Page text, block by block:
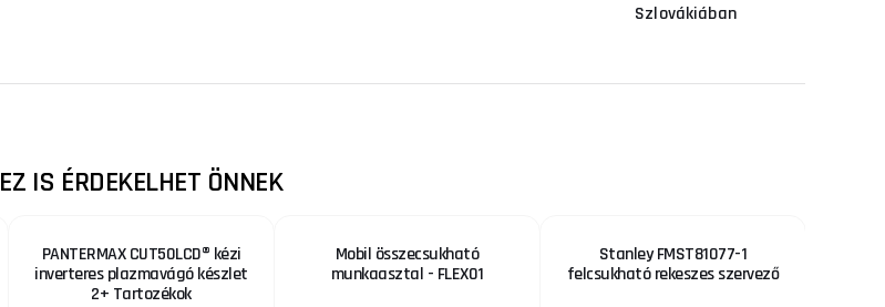
Szlovákiában
EZ IS ÉRDEKELHET ÖNNEK
PANTERMAX CUT50LCD® kézi
inverteres plazmavágó készlet
2+ Tartozékok
Mobil összecsukható
munkaasztal - FLEX01
Stanley FMST81077-1
felcsukható rekeszes szervező